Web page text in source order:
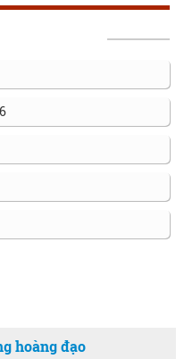
hoàng đạo